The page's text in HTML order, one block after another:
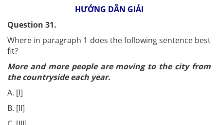
HƯỚNG DẪN GIẢI
Question 31.
Where in paragraph 1 does the following sentence best
fit?
More and more people are moving to the city from
the countryside each year.
A. [I]
B. [II]